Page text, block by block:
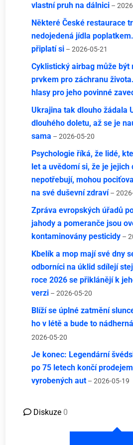
vlastní pruh na dálnici –
Některé České restaurace
nedojedená jídla
připlatí si – 2026-05-21
Cyklistický airbag může být
prvkem pro záchranu
hlasy pro jeho povinné
Ukrajina tak dlouho žádala
dlouhého doletu, až se je
sama – 2026-05-20
Psychologie říká, že lidé,
let a uvědomí si, že je jejich
nepotřebují, mohou
na své duševní zdraví –
Zpráva evropských úřadů
jahody a pomeranče jsou
kontaminovány pesticidy –
Kbelík a mop mají své dny
odborníci na úklid sdílejí
roce 2026 se přiklánějí k
verzi – 2026-05-20
Blíží se úplné zatmění
ho v létě a bude to
2026-05-20
Je konec: Legendární
po 75 letech končí
vyrobených aut – 2026-05-19
Diskuze 0